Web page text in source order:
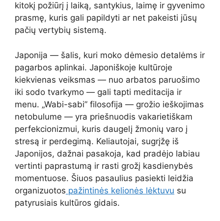
kitokį požiūrį į laiką, santykius, laimę ir gyvenimo
prasmę, kuris gali papildyti ar net pakeisti jūsų
pačių vertybių sistemą.
Japonija — šalis, kuri moko dėmesio detalėms ir
pagarbos aplinkai. Japoniškoje kultūroje
kiekvienas veiksmas — nuo arbatos paruošimo
iki sodo tvarkymo — gali tapti meditacija ir
menu. „Wabi-sabi” filosofija — grožio ieškojimas
netobulume — yra priešnuodis vakarietiškam
perfekcionizmui, kuris daugelį žmonių varo į
stresą ir perdegimą. Keliautojai, sugrįžę iš
Japonijos, dažnai pasakoja, kad pradėjo labiau
vertinti paprastumą ir rasti grožį kasdienybės
momentuose. Šiuos pasaulius pasiekti leidžia
organizuotos pažintinės kelionės lėktuvu su
patyrusiais kultūros gidais.